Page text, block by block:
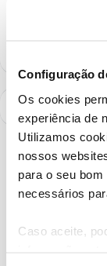
Configuração
Os cookies
experiência de
Utilizamos
nossos
para o seu
necessários
Caso aceite,
Ajude a
como "Melhor